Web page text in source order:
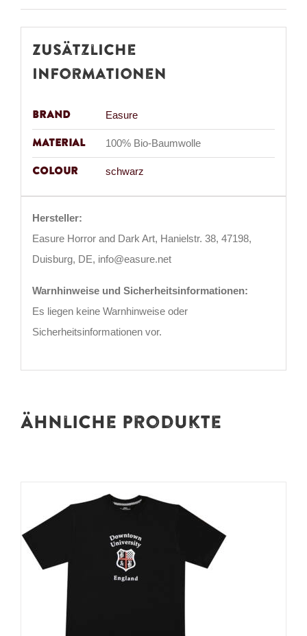
Zusätzliche
Informationen
Brand Easure
Material 100% Bio-Baumwolle
Colour schwarz
Hersteller:
Easure Horror and Dark Art, Hanielstr. 38, 47198,
Duisburg, DE, info@easure.net
Warnhinweise und Sicherheitsinformationen:
Es liegen keine Warnhinweise oder
Sicherheitsinformationen vor.
Ähnliche Produkte